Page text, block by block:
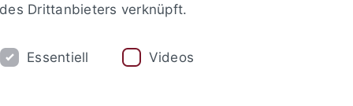
des Drittanbieters verknüpft.
Essentiell Videos